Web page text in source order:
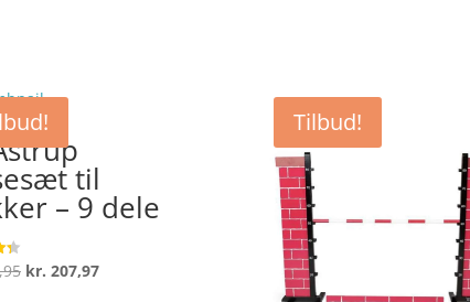
til
– 9 dele
Den
kr. 207,97Den
Tilbud!